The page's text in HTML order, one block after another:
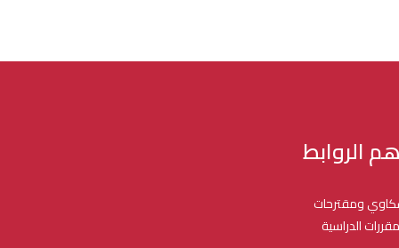
الروابط
ومقترحات
الدراسية